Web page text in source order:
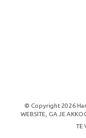
© Copyright 2026
WEBSITE, GA JE
TE